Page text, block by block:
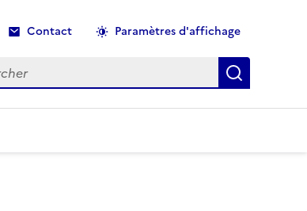
Contact Paramètres d'affichage
Recherche